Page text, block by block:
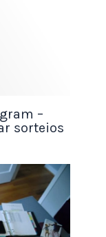
uma renda
integral.
renda extra.
seus
–
sorteios